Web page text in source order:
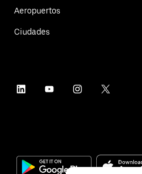
Aeropuertos
Ciudades